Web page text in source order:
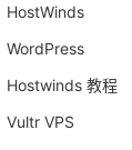
HostWinds
WordPress
Hostwinds 教程
Vultr VPS